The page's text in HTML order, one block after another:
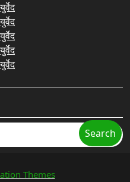
Search
Themes